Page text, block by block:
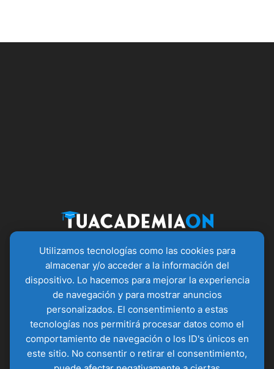
Utilizamos tecnologías como las cookies para
almacenar y/o acceder a la información del
dispositivo. Lo hacemos para mejorar la experiencia
de navegación y para mostrar anuncios
personalizados. El consentimiento a estas
tecnologías nos permitirá procesar datos como el
comportamiento de navegación o los ID's únicos en
este sitio. No consentir o retirar el consentimiento,
Servicios
Creación
Academia
Online
Auditoría
Academia
Información
de contacto
Murcia,
España
+34 644
528 345
Servicios
Política de
Privacidad
Política de
Cookies